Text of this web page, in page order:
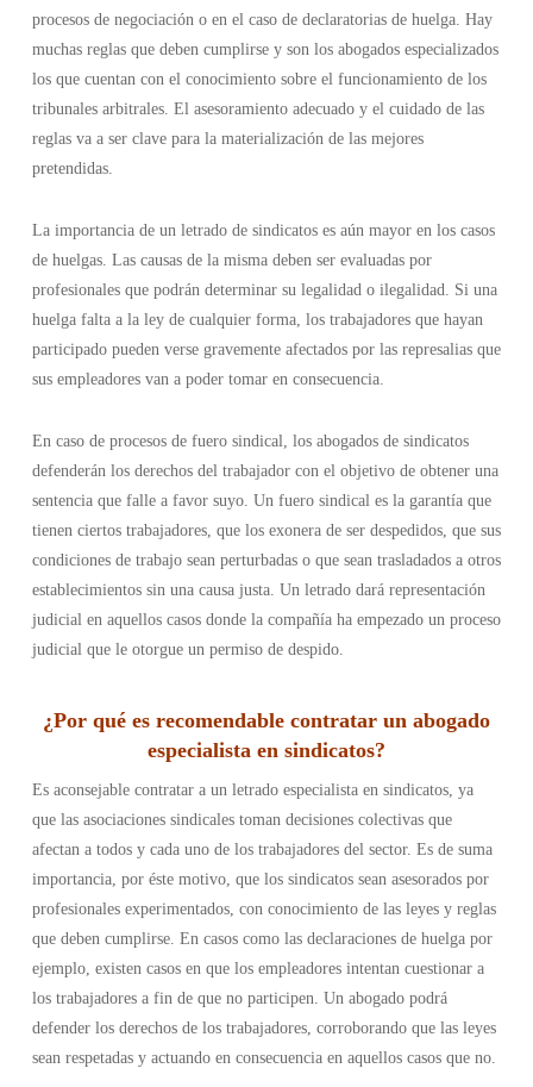
procesos de negociación o en el caso de declaratorias de huelga. Hay
muchas reglas que deben cumplirse y son los abogados especializados
los que cuentan con el conocimiento sobre el funcionamiento de los
tribunales arbitrales. El asesoramiento adecuado y el cuidado de las
reglas va a ser clave para la materialización de las mejores
pretendidas.
La importancia de un letrado de sindicatos es aún mayor en los casos
de huelgas. Las causas de la misma deben ser evaluadas por
profesionales que podrán determinar su legalidad o ilegalidad. Si una
huelga falta a la ley de cualquier forma, los trabajadores que hayan
participado pueden verse gravemente afectados por las represalias que
sus empleadores van a poder tomar en consecuencia.
En caso de procesos de fuero sindical, los abogados de sindicatos
defenderán los derechos del trabajador con el objetivo de obtener una
sentencia que falle a favor suyo. Un fuero sindical es la garantía que
tienen ciertos trabajadores, que los exonera de ser despedidos, que sus
condiciones de trabajo sean perturbadas o que sean trasladados a otros
establecimientos sin una causa justa. Un letrado dará representación
judicial en aquellos casos donde la compañía ha empezado un proceso
judicial que le otorgue un permiso de despido.
¿Por qué es recomendable contratar un abogado
especialista en sindicatos?
Es aconsejable contratar a un letrado especialista en sindicatos, ya
que las asociaciones sindicales toman decisiones colectivas que
afectan a todos y cada uno de los trabajadores del sector. Es de suma
importancia, por éste motivo, que los sindicatos sean asesorados por
profesionales experimentados, con conocimiento de las leyes y reglas
que deben cumplirse. En casos como las declaraciones de huelga por
ejemplo, existen casos en que los empleadores intentan cuestionar a
los trabajadores a fin de que no participen. Un abogado podrá
defender los derechos de los trabajadores, corroborando que las leyes
sean respetadas y actuando en consecuencia en aquellos casos que no.